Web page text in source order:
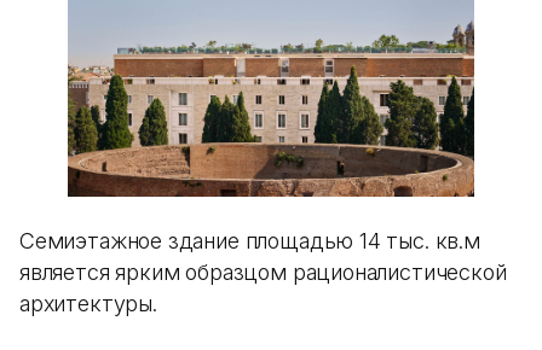
Семиэтажное здание площадью 14 тыс. кв.м
является ярким образцом рационалистической
архитектуры.